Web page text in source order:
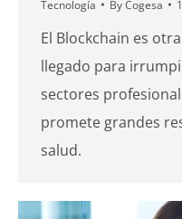
Tecnología ByCogesa
El Blockchain es
llegado para
sectores
promete grandes
salud.